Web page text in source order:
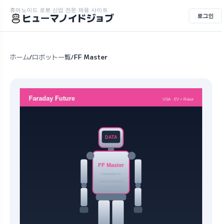
휴머노이드 로봇 산업 전문 채용 사이트
ヒューマノイドジョブ 로그인
ホーム/ロボット一覧/FF Master